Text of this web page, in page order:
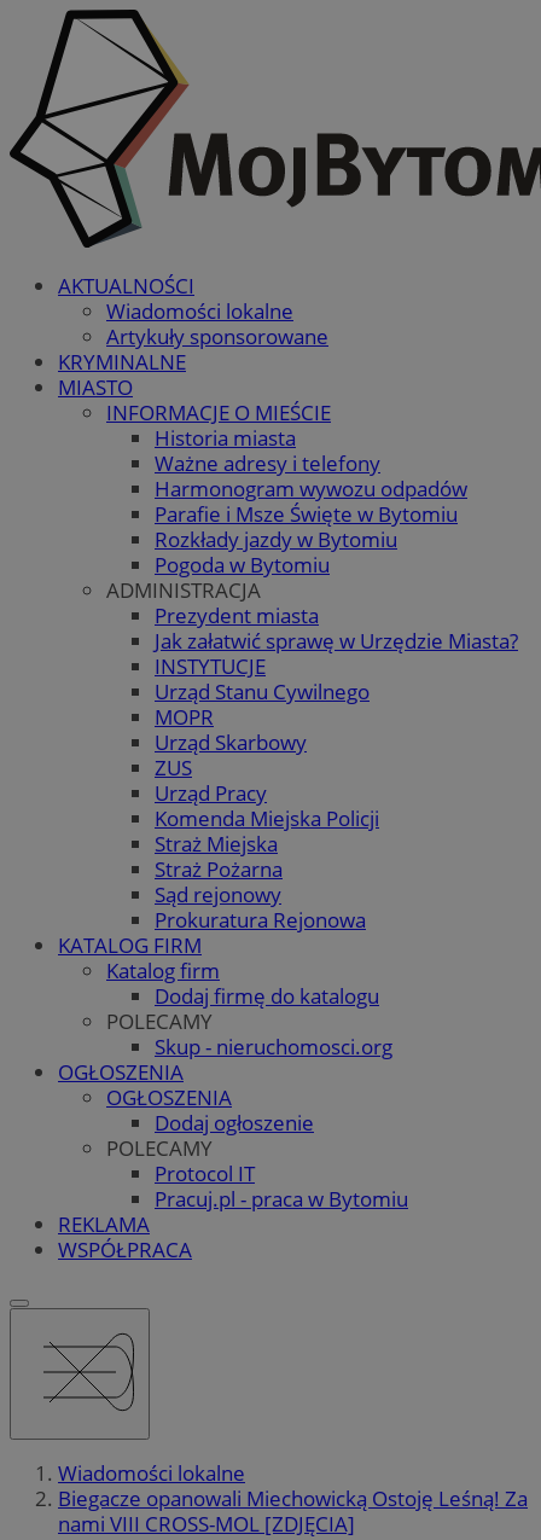
AKTUALNOŚCI
Wiadomości lokalne
Artykuły sponsorowane
KRYMINALNE
MIASTO
INFORMACJE O MIEŚCIE
Historia miasta
Ważne adresy i telefony
Harmonogram wywozu odpadów
Parafie i Msze Święte w Bytomiu
Rozkłady jazdy w Bytomiu
Pogoda w Bytomiu
ADMINISTRACJA
Prezydent miasta
Jak załatwić sprawę w Urzędzie Miasta?
INSTYTUCJE
Urząd Stanu Cywilnego
MOPR
Urząd Skarbowy
ZUS
Urząd Pracy
Komenda Miejska Policji
Straż Miejska
Straż Pożarna
Sąd rejonowy
Prokuratura Rejonowa
KATALOG FIRM
Katalog firm
Dodaj firmę do katalogu
POLECAMY
Skup - nieruchomosci.org
OGŁOSZENIA
OGŁOSZENIA
Dodaj ogłoszenie
POLECAMY
Protocol IT
Pracuj.pl - praca w Bytomiu
REKLAMA
WSPÓŁPRACA
Wiadomości lokalne
Biegacze opanowali Miechowicką Ostoję Leśną! Za
nami VIII CROSS-MOL [ZDJĘCIA]